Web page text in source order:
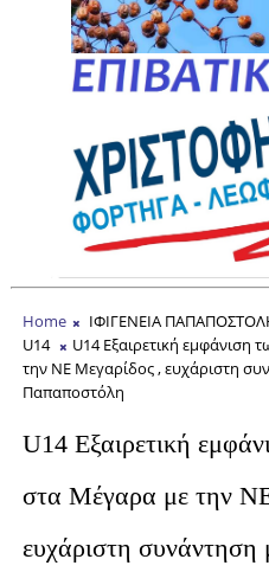
Home ΙΦΙΓΕΝΕΙΑ
U14
U14 Εξαιρετική εμφάνιση
την ΝΕ Μεγαρίδος , ευχάριστη
Παπαποστόλη
U14 Εξαιρετική
στα Μέγαρα με την
ευχάριστη συνάντηση